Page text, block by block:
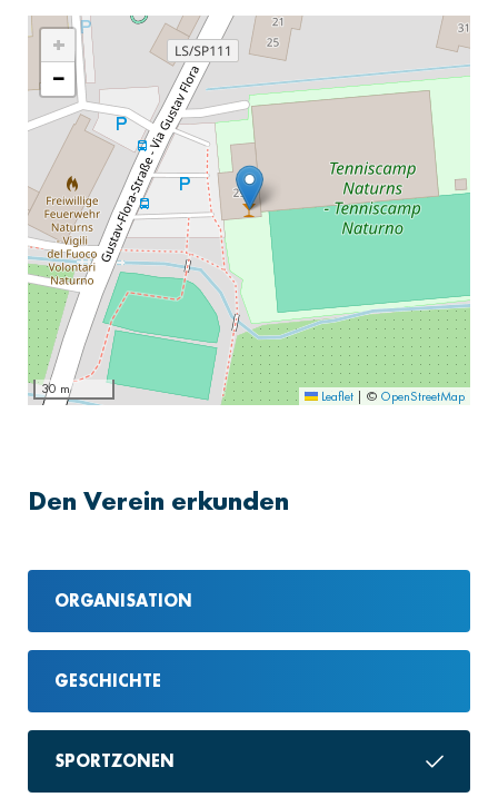
+
−
30 m Leaflet | © OpenStreetMap
Den Verein erkunden
ORGANISATION
GESCHICHTE
SPORTZONEN